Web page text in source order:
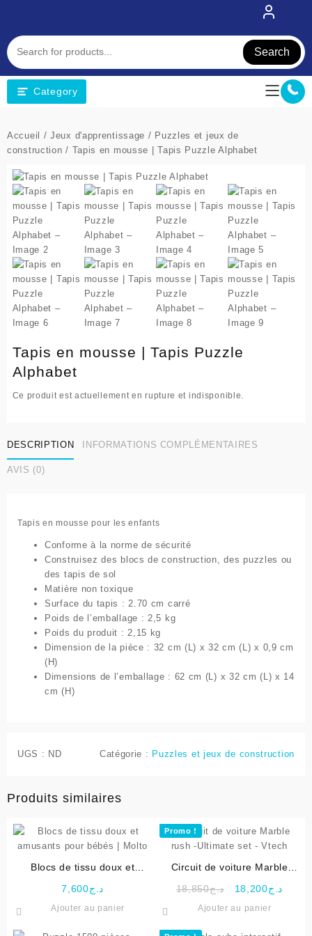
content
Search
Category
Accueil /Jeux d'apprentissage / Puzzles et jeux de
construction / Tapis en mousse | Tapis Puzzle Alphabet
Tapis en mousse | Tapis Puzzle
Alphabet
Ce produit est actuellement en rupture et indisponible.
DESCRIPTION INFORMATIONS COMPLÉMENTAIRES
AVIS (0)
Tapis en mousse pour les enfants
Conforme à la norme de sécurité
Construisez des blocs de construction, des puzzles ou
des tapis de sol
Matière non toxique
Surface du tapis : 2.70 cm carré
Poids de l’emballage : 2,5 kg
Poids du produit : 2,15 kg
Dimension de la pièce : 32 cm (L) x 32 cm (L) x 0,9 cm
(H)
Dimensions de l’emballage : 62 cm (L) x 32 cm (L) x 14
cm (H)
UGS : ND Catégorie : Puzzles et jeux de construction
Produits similaires
Blocs de tissu doux et
د.ج7,600
Ajouter au panier
Promo !
Circuit de voiture Marble
د.ج18,850
Le
était :
د.ج18,200
Le
Ajouter au panier